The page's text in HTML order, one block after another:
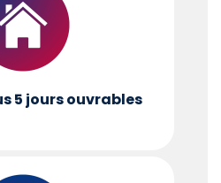
5 jours ouvrables